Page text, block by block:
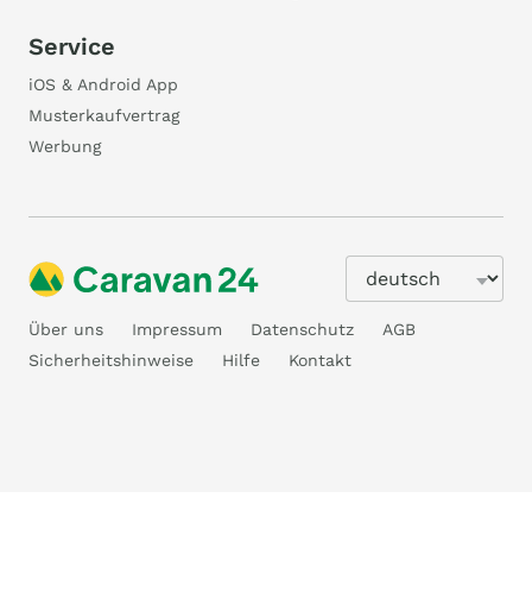
Service
iOS & Android App
Musterkaufvertrag
Werbung
Über uns Impressum Datenschutz
AGB
Sicherheitshinweise
Hilfe Kontakt